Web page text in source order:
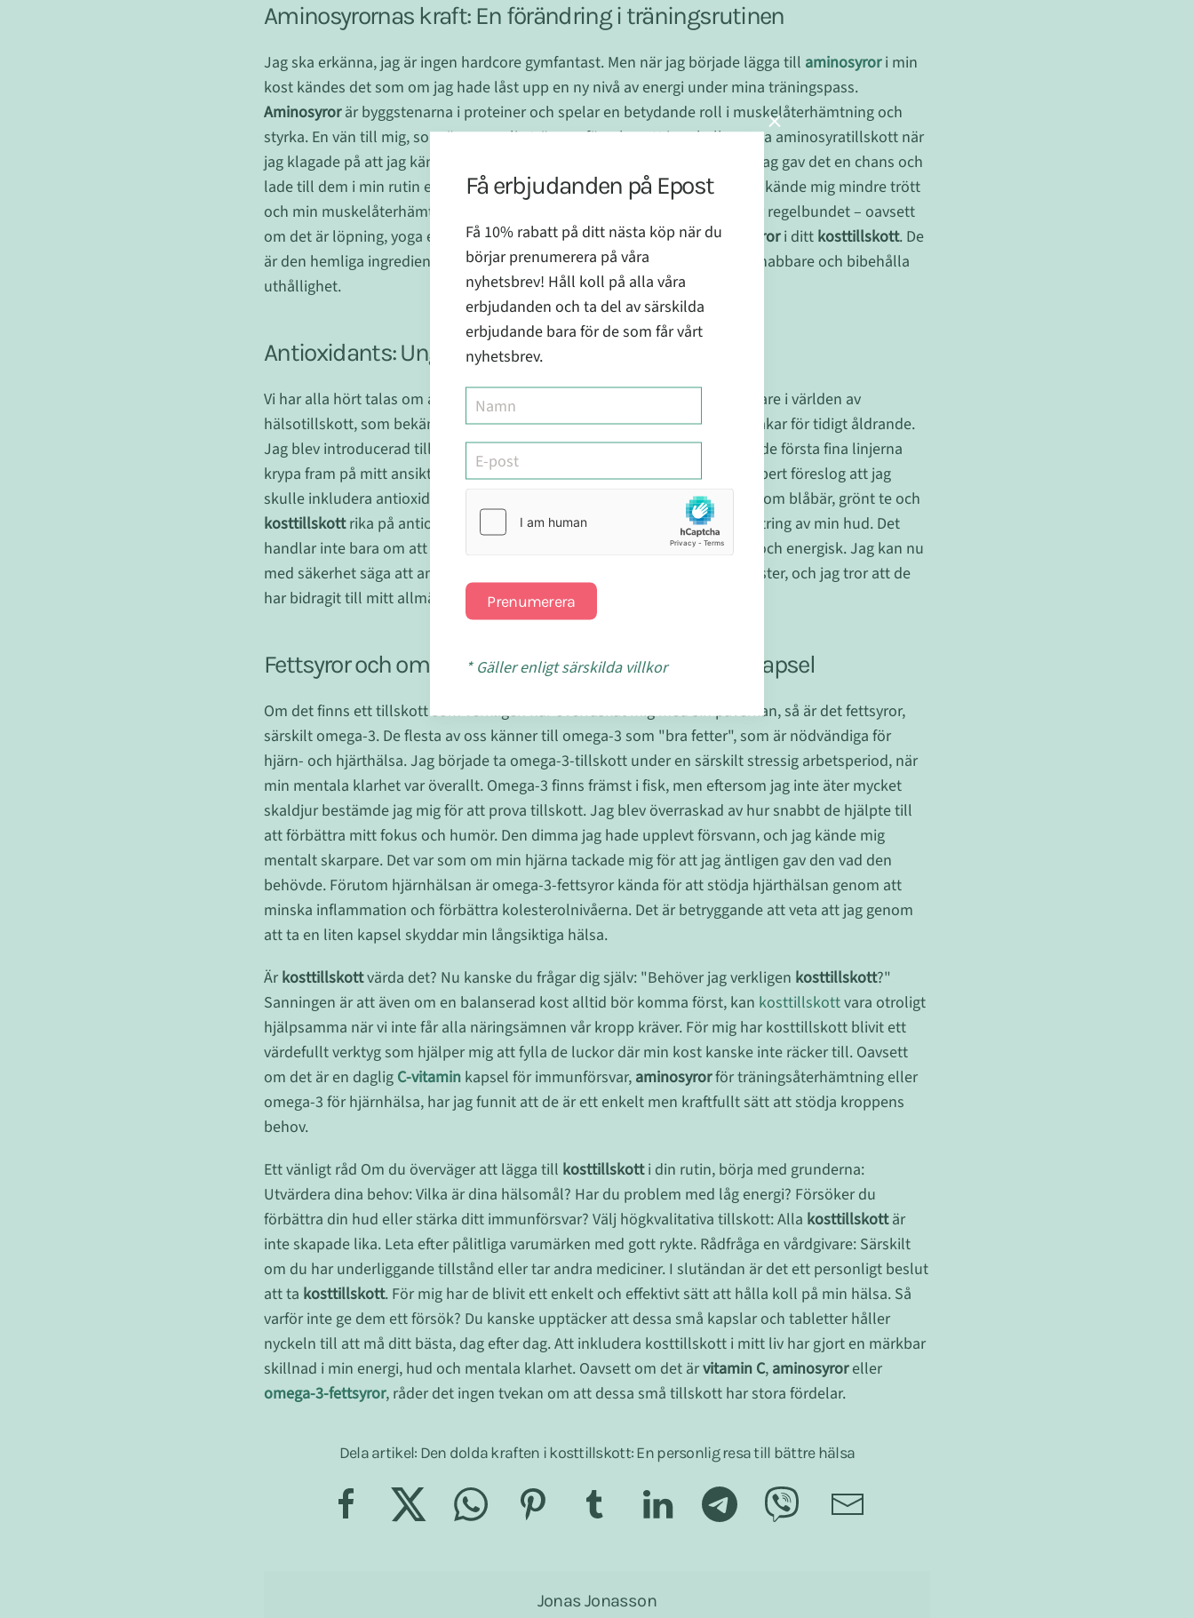
Aminosyrornas kraft: En förändring i träningsrutinen
Jag ska erkänna, jag är ingen hardcore gymfantast. Men när jag började lägga till aminosyrori min
kost kändes det som om jag hade låst upp en ny nivå av energi under mina träningspass.
Aminosyrorär byggstenarna i proteiner och spelar en betydande roll i muskelåterhämtning och
styrka. En vän till mig, som är personlig tränare, föreslog att jag skulle prova aminosyratillskott när
jag klagade på att jag kände mig öm i flera dagar efter lätta träningspass. Jag gav det en chans och
lade till dem i min rutin efter träning, och resultaten var imponerande! Jag kände mig mindre trött
och min muskelåterhämtningstid förkortades avsevärt. För alla som tränar regelbundet – oavsett
om det är löpning, yoga eller styrketräning – överväg att lägga tillaminosyrori ditt kosttillskott. De
är den hemliga ingrediensen som hjälper dina muskler att återhämta sig snabbare och bibehålla
uthållighet.
Antioxidants: Ungdomens elixir
Vi har alla hört talas om antioxidanter, eller hur? De är som anti-aging-krigare i världen av
hälsotillskott, som bekämpar fria radikaler som skadar våra celler och orsakar för tidigt åldrande.
Jag blev introducerad till antioxidanter för ett par år sedan när jag märkte de första fina linjerna
krypa fram på mitt ansikte (ja, de fruktade kråksparkarna!). En hudvårdsexpert föreslog att jag
skulle inkludera antioxidanter i min kost, så jag började med enkla källor som blåbär, grönt te och
kosttillskottrika på antioxidanter. Med tiden har jag märkt en synlig förbättring av min hud. Det
handlar inte bara om att se yngre ut – det handlar om att känna sig livfull och energisk. Jag kan nu
med säkerhet säga att antioxidanter har hjälpt mig att bibehålla en frisk lyster, och jag tror att de
har bidragit till mitt allmänna välbefinnande.
Fettsyror och omega-3: Hjärn- och hjärthälsa i en kapsel
Om det finns ett tillskott som verkligen har överraskat mig med sin påverkan, så är det fettsyror,
särskilt omega-3. De flesta av oss känner till omega-3 som "bra fetter", som är nödvändiga för
hjärn- och hjärthälsa. Jag började ta omega-3-tillskott under en särskilt stressig arbetsperiod, när
min mentala klarhet var överallt. Omega-3 finns främst i fisk, men eftersom jag inte äter mycket
skaldjur bestämde jag mig för att prova tillskott. Jag blev överraskad av hur snabbt de hjälpte till
att förbättra mitt fokus och humör. Den dimma jag hade upplevt försvann, och jag kände mig
mentalt skarpare. Det var som om min hjärna tackade mig för att jag äntligen gav den vad den
behövde. Förutom hjärnhälsan är omega-3-fettsyror kända för att stödja hjärthälsan genom att
minska inflammation och förbättra kolesterolnivåerna. Det är betryggande att veta att jag genom
att ta en liten kapsel skyddar min långsiktiga hälsa.
Ärkosttillskottvärda det? Nu kanske du frågar dig själv: "Behöver jag verkligen kosttillskott?"
Sanningen är att även om en balanserad kost alltid bör komma först, kan kosttillskottvara otroligt
hjälpsamma när vi inte får alla näringsämnen vår kropp kräver. För mig har kosttillskott blivit ett
värdefullt verktyg som hjälper mig att fylla de luckor där min kost kanske inte räcker till. Oavsett
om det är en daglig C-vitamin kapsel för immunförsvar, aminosyrorför träningsåterhämtning eller
omega-3 för hjärnhälsa, har jag funnit att de är ett enkelt men kraftfullt sätt att stödja kroppens
behov.
Ett vänligt råd Om du överväger att lägga till kosttillskotti din rutin, börja med grunderna:
Utvärdera dina behov: Vilka är dina hälsomål? Har du problem med låg energi? Försöker du
förbättra din hud eller stärka ditt immunförsvar? Välj högkvalitativa tillskott: Alla kosttillskottär
inte skapade lika. Leta efter pålitliga varumärken med gott rykte. Rådfråga en vårdgivare: Särskilt
om du har underliggande tillstånd eller tar andra mediciner. I slutändan är det ett personligt beslut
att ta kosttillskott. För mig har de blivit ett enkelt och effektivt sätt att hålla koll på min hälsa. Så
varför inte ge dem ett försök? Du kanske upptäcker att dessa små kapslar och tabletter håller
nyckeln till att må ditt bästa, dag efter dag. Att inkludera kosttillskott i mitt liv har gjort en märkbar
skillnad i min energi, hud och mentala klarhet. Oavsett om det ärvitamin C, aminosyroreller
omega-3-fettsyror, råder det ingen tvekan om att dessa små tillskott har stora fördelar.
Dela artikel: Den dolda kraften i kosttillskott: En personlig resa till bättre hälsa
Jonas Jonasson
Få erbjudanden på Epost
Få 10% rabatt på ditt nästa köp när du
börjar prenumerera på våra
nyhetsbrev! Håll koll på alla våra
erbjudanden och ta del av särskilda
erbjudande bara för de som får vårt
nyhetsbrev.
Prenumerera
* Gäller enligt särskilda villkor